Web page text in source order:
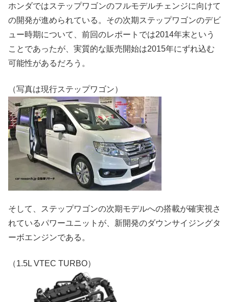
ホンダではステップワゴンのフルモデルチェンジに向けて
の開発が進められている。その次期ステップワゴンのデビ
ュー時期について、前回のレポートでは2014年末という
ことであったが、実質的な販売開始は2015年にずれ込む
可能性があるだろう。
（写真は現行ステップワゴン）
そして、ステップワゴンの次期モデルへの搭載が確実視さ
れているパワーユニットが、新開発のダウンサイジングタ
ーボエンジンである。
（1.5L VTEC TURBO）